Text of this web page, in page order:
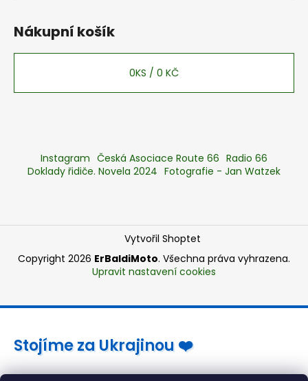
Nákupní košík
0KS / 0 KČ
Instagram Česká Asociace Route 66 Radio 66
Doklady řidiče. Novela 2024 Fotografie - Jan Watzek
Vytvořil Shoptet
Copyright 2026 ErBaldiMoto. Všechna práva vyhrazena.
Upravit nastavení cookies
Stojíme za Ukrajinou ❤️